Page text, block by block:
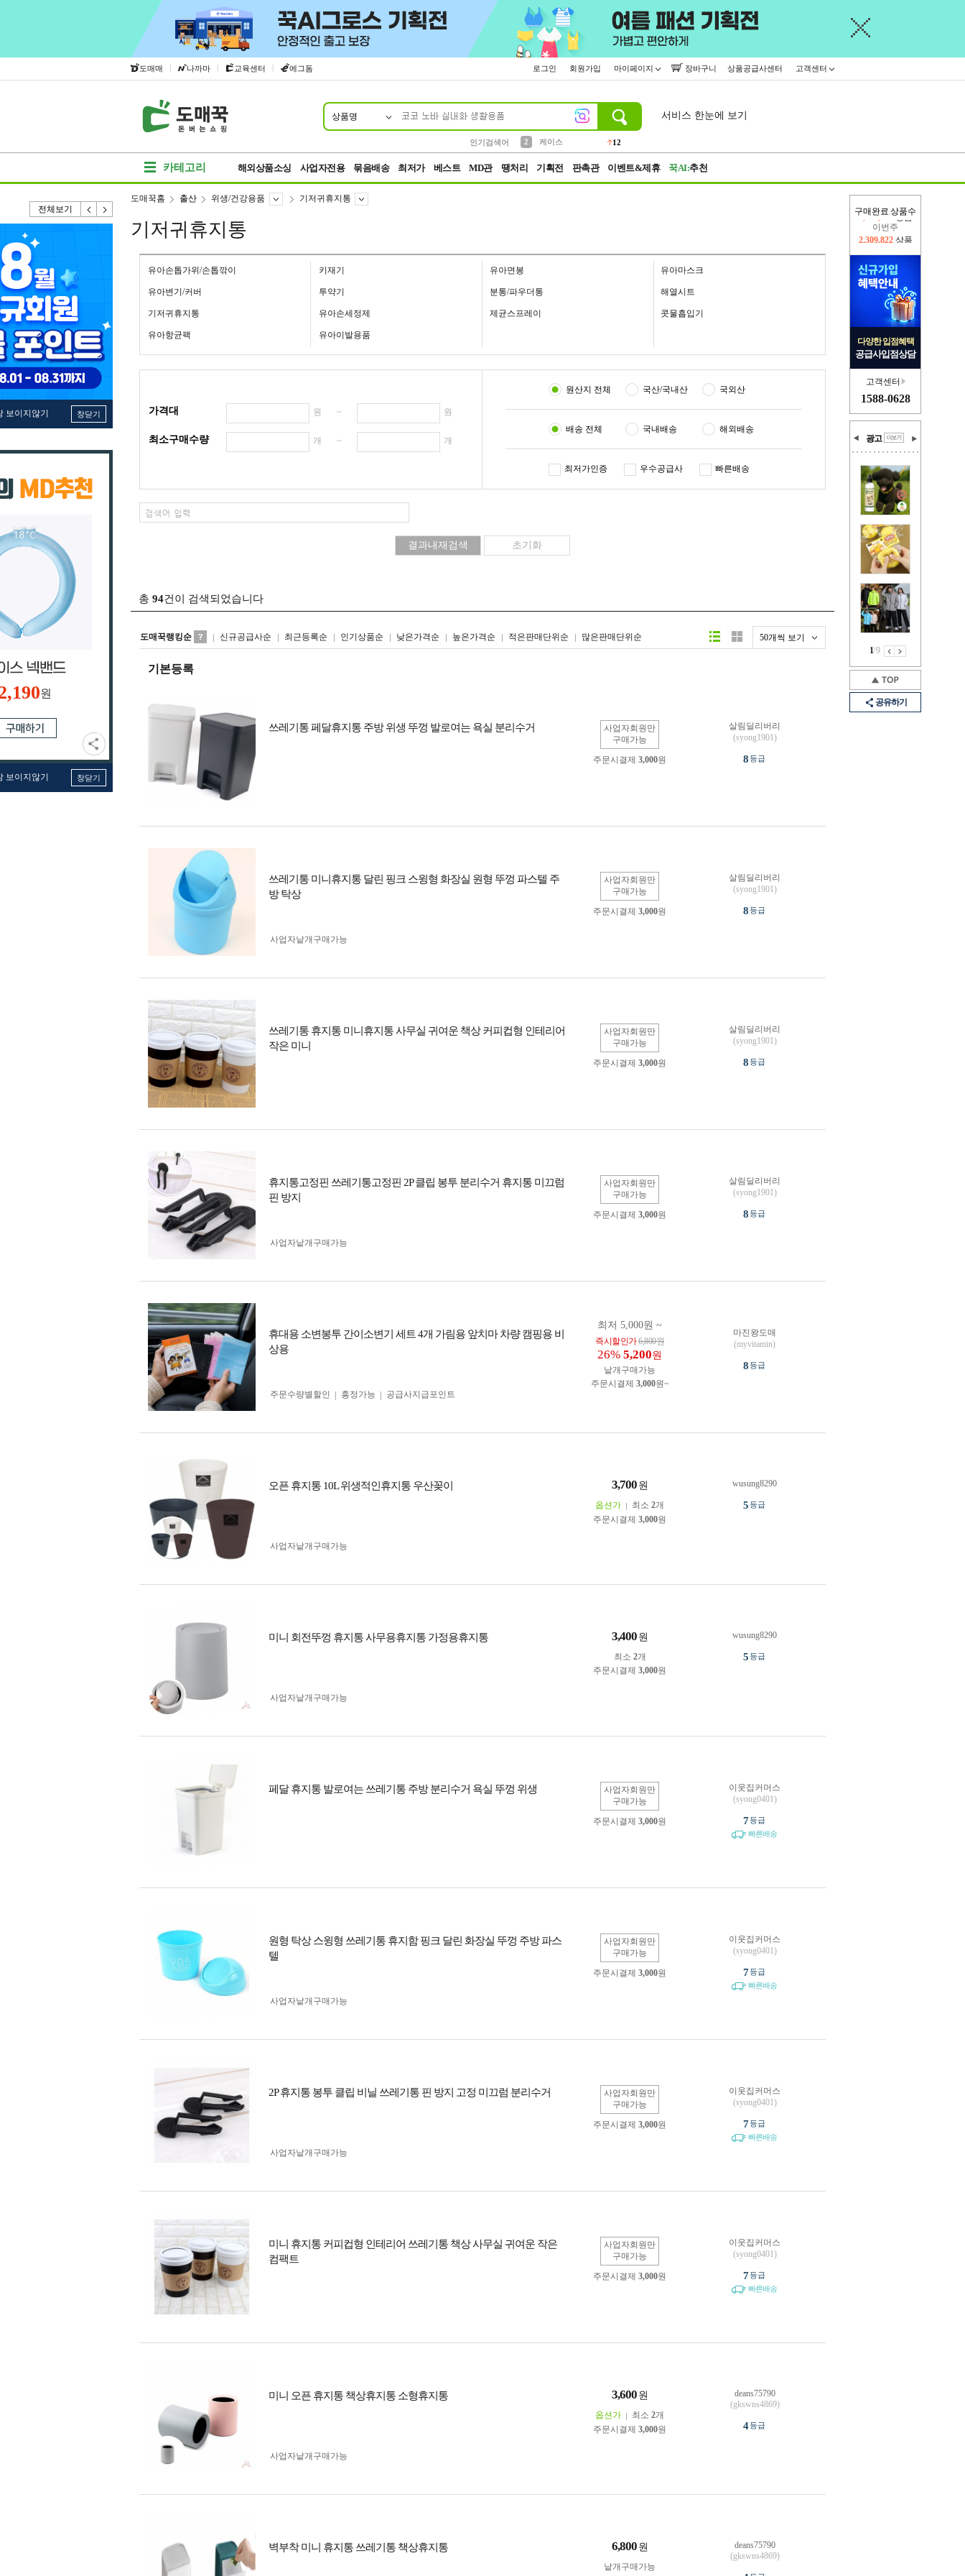
도매매 | 나까마 | 교육센터 | 에그돔 로그인 회원가입 마이페이지 장바구니 상품공급사센터 고객센터
상품명
인기검색어
2
케이스
12
서비스 한눈에 보기
카테고리 해외상품소싱 사업자전용 묶음배송 최저가 베스트 MD관 땡처리 기획전 판촉관 이벤트&제휴 꾹AI:추천
전체보기
보이지않기 창닫기
원
보이지않기 창닫기
구매완료 상품수
이번주
2,309,822 상품
다양한 입점혜택
공급사입점상담
고객센터
1588-0628
광고
1/9
공유하기
도매꾹홈 출산 위생/건강용품 기저귀휴지통
기저귀휴지통
유아손톱가위/손톱깎이 키재기 유아면봉 유아마스크
유아변기/커버 투약기 분통/파우더통 해열시트
기저귀휴지통 유아손세정제 제균스프레이 콧물흡입기
유아항균팩 유아이발용품
가격대 원 ~ 원
최소구매수량 개 ~ 개
원산지 전체 국산/국내산 국외산
배송 전체 국내배송 해외배송
최저가인증 우수공급사 빠른배송
총 94건이 검색되었습니다
도매꾹랭킹순 신규공급사순 최근등록순 인기상품순 낮은가격순 높은가격순 적은판매단위순 많은판매단위순 50개씩 보기
리스트형갤러리형
기본등록
쓰레기통 페달휴지통 주방 위생 뚜껑 발로여는 욕실 분리수거
사업자회원만
구매가능
주문시결제 3,000원
살림딜리버리
(syong1901)
8등급
쓰레기통 미니휴지통 달린 핑크 스윙형 화장실 원형 뚜껑 파스텔 주
방 탁상
사업자회원만
구매가능
주문시결제 3,000원
사업자 낱개구매가능
살림딜리버리
(syong1901)
8등급
쓰레기통 휴지통 미니휴지통 사무실 귀여운 책상 커피컵형 인테리어
작은 미니
사업자회원만
구매가능
주문시결제 3,000원
살림딜리버리
(syong1901)
8등급
휴지통고정핀 쓰레기통고정핀 2P 클립 봉투 분리수거 휴지통 미끄럼
핀 방지
사업자회원만
구매가능
주문시결제 3,000원
사업자 낱개구매가능
살림딜리버리
(syong1901)
8등급
휴대용 소변봉투 간이소변기 세트 4개 가림용 앞치마 차량 캠핑용 비
상용
최저 5,000원 ~
즉시할인가6,800원
26% 5,200원
낱개구매가능
주문시결제 3,000원~
주문수량별할인
흥정가능 공급사지급포인트
마진왕도매
(myvitamin)
8등급
오픈 휴지통 10L 위생적인휴지통 우산꽂이 3,700 원
옵션가 최소 2개
주문시결제 3,000원
사업자 낱개구매가능
wusung8290
5등급
미니 회전뚜껑 휴지통 사무용휴지통 가정용휴지통 3,400 원
최소 2개
주문시결제 3,000원
사업자 낱개구매가능
wusung8290
5등급
페달 휴지통 발로여는 쓰레기통 주방 분리수거 욕실 뚜껑 위생
사업자회원만
구매가능
주문시결제 3,000원
이웃집커머스
(syong0401)
7등급
빠른배송
원형 탁상 스윙형 쓰레기통 휴지함 핑크 달린 화장실 뚜껑 주방 파스
텔
사업자회원만
구매가능
주문시결제 3,000원
사업자 낱개구매가능
이웃집커머스
(syong0401)
7등급
빠른배송
2P 휴지통 봉투 클립 비닐 쓰레기통 핀 방지 고정 미끄럼 분리수거
사업자회원만
구매가능
주문시결제 3,000원
사업자 낱개구매가능
이웃집커머스
(syong0401)
7등급
빠른배송
미니 휴지통 커피컵형 인테리어 쓰레기통 책상 사무실 귀여운 작은
컴팩트
사업자회원만
구매가능
주문시결제 3,000원
이웃집커머스
(syong0401)
7등급
빠른배송
미니 오픈 휴지통 책상휴지통 소형휴지통 3,600 원
옵션가 최소 2개
주문시결제 3,000원
사업자 낱개구매가능
deans75790
(gkswns4869)
4등급
벽부착 미니 휴지통 쓰레기통 책상휴지통 6,800 원
낱개구매가능
deans75790
(gkswns4869)